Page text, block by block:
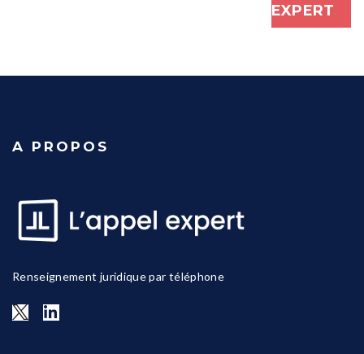
EXPERT
A PROPOS
Renseignement juridique par téléphone